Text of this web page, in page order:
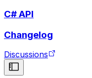
C# API
Changelog
Discussions